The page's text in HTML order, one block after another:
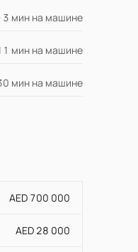
3 мин на машине
мин на машине
мин на машине
AED 700 000
AED 28 000